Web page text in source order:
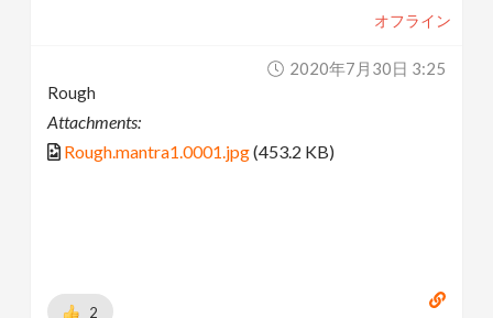
オフライン
2020年7月30日 3:25
Rough
Attachments:
Rough.mantra1.0001.jpg(453.2 KB)
2